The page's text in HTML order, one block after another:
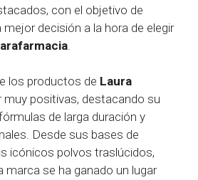
con el objetivo de
decisión a la hora de elegir
los productos de Laura
muy positivas, destacando su
de larga duración y
Desde sus bases de
icónicos polvos traslúcidos,
marca se ha ganado un lugar